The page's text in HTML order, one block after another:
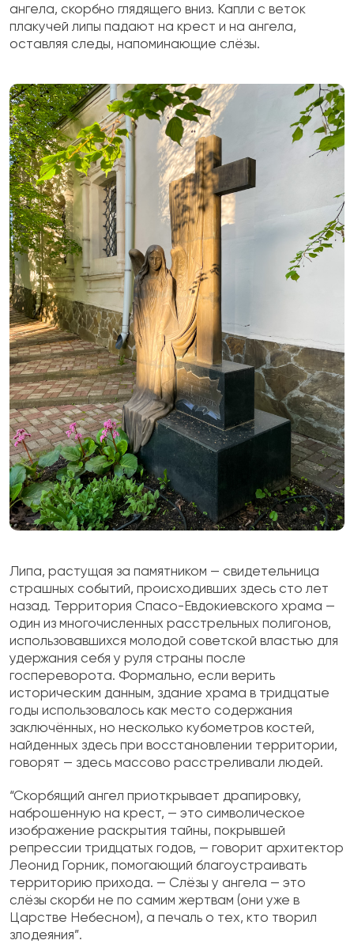
ангела, скорбно глядящего вниз. Капли с веток
плакучей липы падают на крест и на ангела,
оставляя следы, напоминающие слёзы.
Липа, растущая за памятником — свидетельница
страшных событий, происходивших здесь сто лет
назад. Территория Спасо-Евдокиевского храма —
один из многочисленных расстрельных полигонов,
использовавшихся молодой советской властью для
удержания себя у руля страны после
госпереворота. Формально, если верить
историческим данным, здание храма в тридцатые
годы использовалось как место содержания
заключённых, но несколько кубометров костей,
найденных здесь при восстановлении территории,
говорят — здесь массово расстреливали людей.
“Скорбящий ангел приоткрывает драпировку,
наброшенную на крест, — это символическое
изображение раскрытия тайны, покрывшей
репрессии тридцатых годов, — говорит архитектор
Леонид Горник, помогающий благоустраивать
территорию прихода. — Слёзы у ангела — это
слёзы скорби не по самим жертвам (они уже в
Царстве Небесном), а печаль о тех, кто творил
злодеяния”.